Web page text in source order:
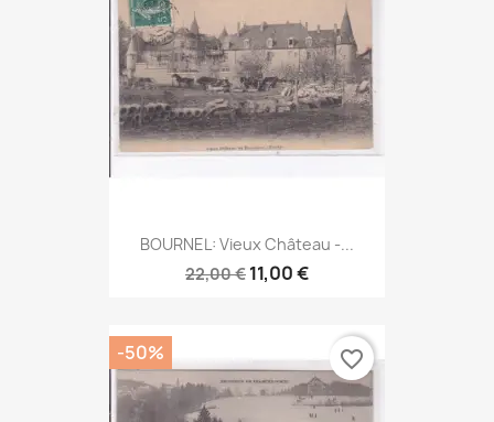
BOURNEL: Vieux Château -...
22,00 € 11,00 €
-50% favorite_border